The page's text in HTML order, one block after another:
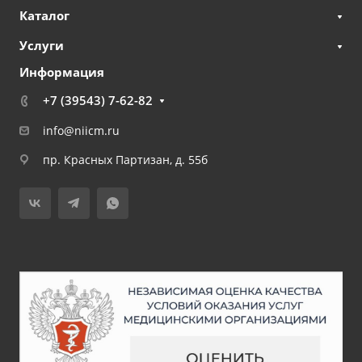
Каталог
Услуги
Информация
+7 (39543) 7-62-82
info@niicm.ru
пр. Красных Партизан, д. 55б